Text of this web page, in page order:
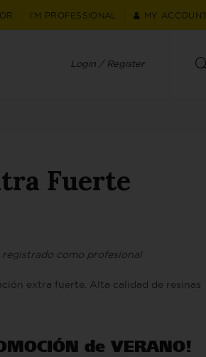
I'M PROFESSIONAL MY ACCOUNT
Login / Register
Fuerte
registrado como profesional
extra fuerte. Alta calidad de resinas
de VERANO!